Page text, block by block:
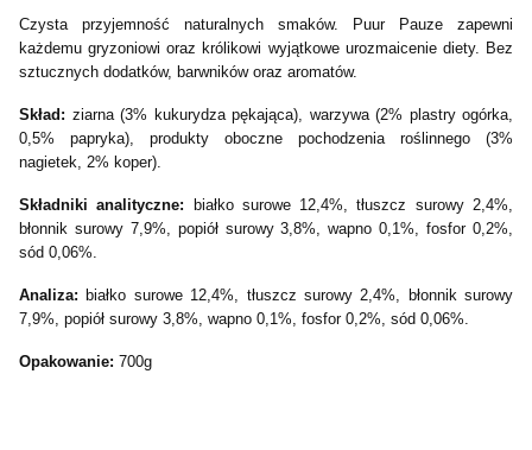
Czysta przyjemność naturalnych smaków. Puur Pauze zapewni
każdemu gryzoniowi oraz królikowi wyjątkowe urozmaicenie diety. Bez
sztucznych dodatków, barwników oraz aromatów.
Skład: ziarna (3% kukurydza pękająca), warzywa (2% plastry ogórka,
0,5% papryka), produkty oboczne pochodzenia roślinnego (3%
nagietek, 2% koper).
Składniki analityczne: białko surowe 12,4%, tłuszcz surowy 2,4%,
błonnik surowy 7,9%, popiół surowy 3,8%, wapno 0,1%, fosfor 0,2%,
sód 0,06%.
Analiza: białko surowe 12,4%, tłuszcz surowy 2,4%, błonnik surowy
7,9%, popiół surowy 3,8%, wapno 0,1%, fosfor 0,2%, sód 0,06%.
Opakowanie: 700g